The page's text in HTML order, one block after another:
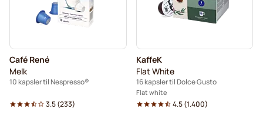
Caffè Borbone for Dolce Gusto
Kapsler til Dolce Gusto®
Til Dolce Gusto®
Café René
Melk
10 kapsler til Nespresso®
3.5(233)
KaffeK
Flat White
16 kapsler til Dolce Gusto
Flat white
4.5(1.400)